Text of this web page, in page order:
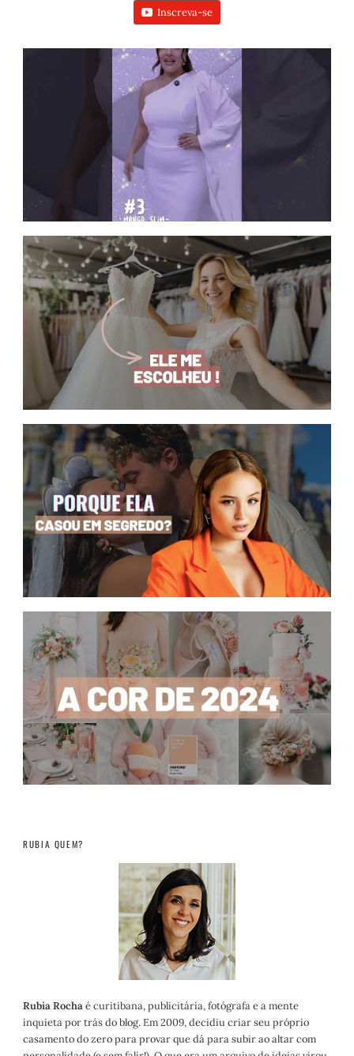
Inscreva-se
RUBIA QUEM?
Rubia Rochaé curitibana, publicitária, fotógrafa e a mente
inquieta por trás do blog. Em 2009, decidiu criar seu próprio
casamento do zero para provar que dá para subir ao altar com